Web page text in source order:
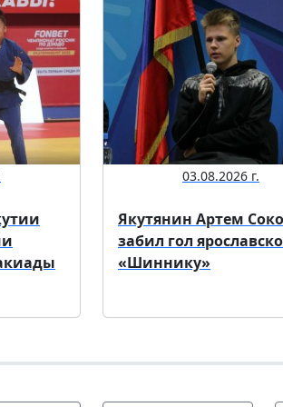
03.08.2026 г.
Якутянин Артем
забил гол
«Шиннику»